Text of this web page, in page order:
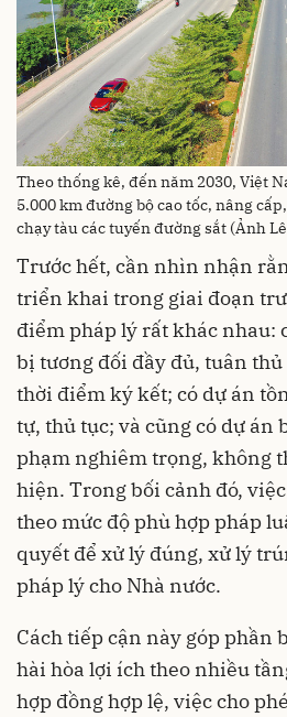
Theo thống kê, đến năm 2030, Việt
5.000 km đường bộ cao tốc, nâng
chạy tàu các tuyến đường sắt (Ảnh
Trước hết, cần nhìn nhận
triển khai trong giai đoạn
điểm pháp lý rất khác nhau:
bị tương đối đầy đủ, tuân
thời điểm ký kết; có dự án
tự, thủ tục; và cũng có dự án
phạm nghiêm trọng, không
hiện. Trong bối cảnh đó,
theo mức độ phù hợp pháp
quyết để xử lý đúng, xử lý
pháp lý cho Nhà nước.
Cách tiếp cận này góp phần
hài hòa lợi ích theo nhiều
hợp đồng hợp lệ, việc cho